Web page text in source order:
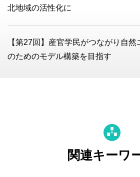
北地域の活性化に
【第27回】産官学民がつながり自然
のためのモデル構築を目指す
関連キーワ